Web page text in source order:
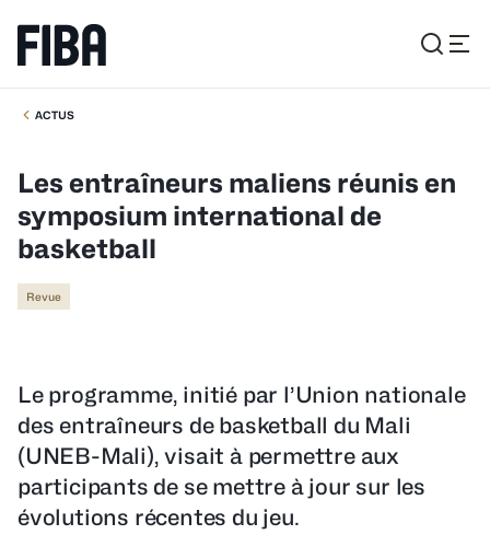
ACTUS
Les entraîneurs maliens réunis en
symposium international de
basketball
Revue
Le programme, initié par l’Union nationale
des entraîneurs de basketball du Mali
(UNEB-Mali), visait à permettre aux
participants de se mettre à jour sur les
évolutions récentes du jeu.